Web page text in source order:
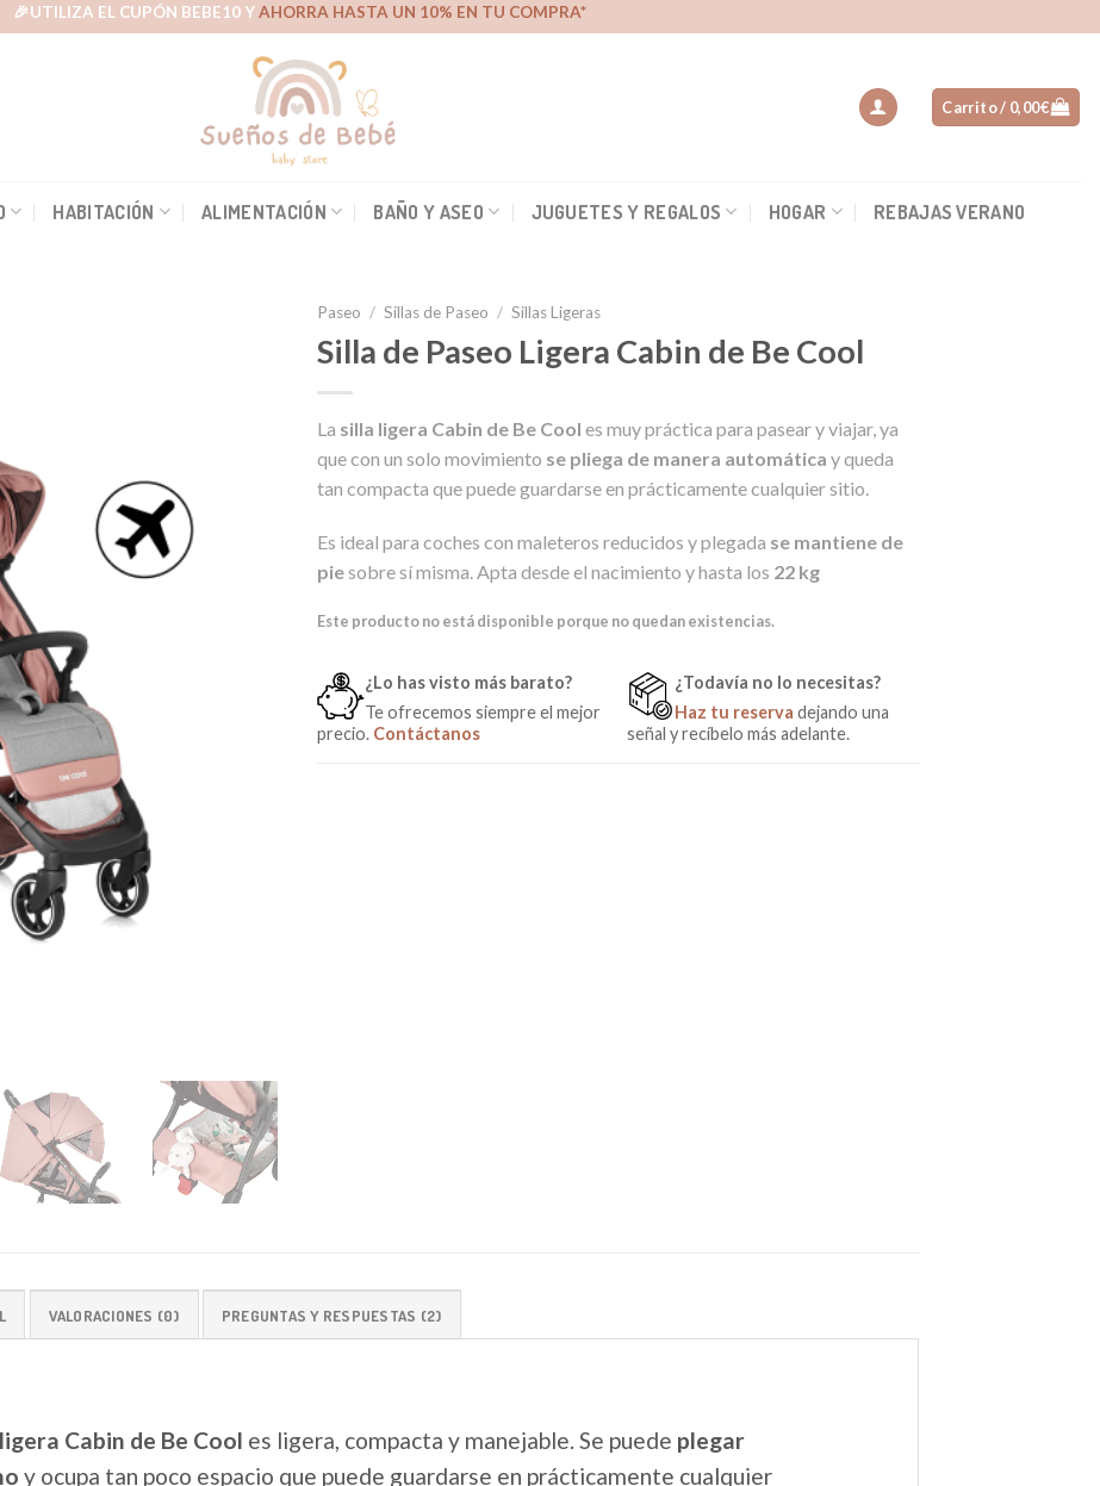
🎉UTILIZA EL CUPÓN BEBE10 YAHORRA HASTA UN 10% EN TU COMPRA*
Carrito / 0,00€
HABITACIÓN ALIMENTACIÓN BAÑO Y ASEO JUGUETES Y REGALOS HOGAR REBAJAS VERANO
Paseo / Sillas de Paseo / Sillas Ligeras
Silla de Paseo Ligera Cabin de Be Cool
La silla ligera Cabin de Be Cool es muy práctica para pasear y viajar, ya
que con un solo movimiento se pliega de manera automática y queda
tan compacta que puede guardarse en prácticamente cualquier sitio.
Es ideal para coches con maleteros reducidos y plegada se mantiene de
piesobre sí misma. Apta desde el nacimiento y hasta los 22 kg
Este producto no está disponible porque no quedan existencias.
¿Lo has visto más barato?
Te ofrecemos siempre el mejor
precio. Contáctanos
¿Todavía no lo necesitas?
Haz tu reserva dejando una
señal y recíbelo más adelante.
VALORACIONES (0) PREGUNTAS Y RESPUESTAS (2)
Cabin de Be Cool es ligera, compacta y manejable. Se puede plegar
y ocupa tan poco espacio que puede guardarse en prácticamente cualquier